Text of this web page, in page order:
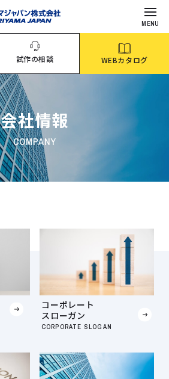
MENU
試作の相談 WEBカタログ
会社情報
COMPANY
コーポレート
スローガン
CORPORATE SLOGAN